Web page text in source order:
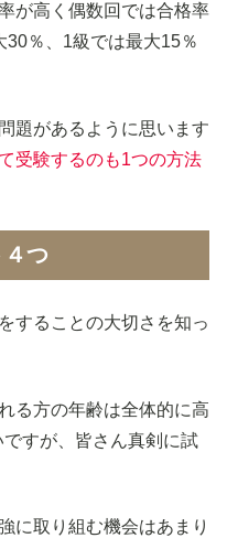
が高く偶数回では合格率
％、1級では最大15％
題があるように思います
受験するのも1つの方法
つ
することの大切さを知っ
る方の年齢は全体的に高
すが、皆さん真剣に試
に取り組む機会はあまり